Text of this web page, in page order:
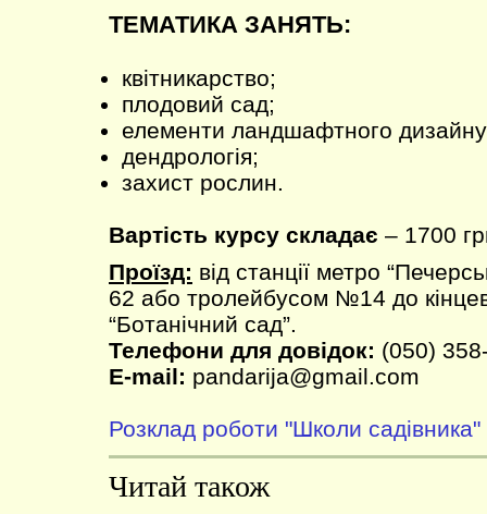
ТЕМАТИКА ЗАНЯТЬ:
квітникарство;
плодовий сад;
елементи ландшафтного
дендрологія;
захист рослин.
Вартість курсу складає – 1700
Проїзд: від станції метро
62 або тролейбусом №14 до
“Ботанічний сад”.
Телефони для довідок: (050)
E-mail: pandarija@gmail.com
Розклад роботи "Школи садівника"
Читай також